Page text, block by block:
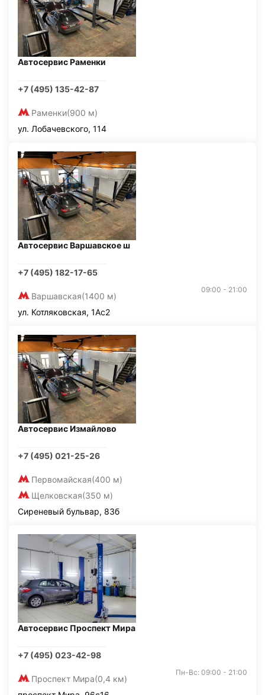
Автосервис Раменки
+7 (495) 135-42-87
Раменки(900 м)
ул. Лобачевского, 114
Автосервис Варшавское ш
+7 (495) 182-17-65
Варшавская(1400 м)
09:00 - 21:00
ул. Котляковская, 1Ас2
Автосервис Измайлово
+7 (495) 021-25-26
Первомайская(400 м)
Щелковская(350 м)
Сиреневый бульвар, 83б
Автосервис Проспект Мира
+7 (495) 023-42-98
Проспект Мира(0,4 км)
Пн-Вс: 09:00 - 21:00